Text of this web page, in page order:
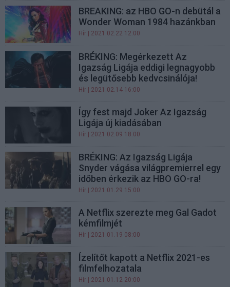
BREAKING: az HBO GO-n debütál a
Wonder Woman 1984 hazánkban
Hír | 2021.02.22 12:00
BRÉKING: Megérkezett Az
Igazság Ligája eddigi legnagyobb
és legütősebb kedvcsinálója!
Hír | 2021.02.14 16:00
Így fest majd Joker Az Igazság
Ligája új kiadásában
Hír | 2021.02.09 18:00
BRÉKING: Az Igazság Ligája
Snyder vágása világpremierrel egy
időben érkezik az HBO GO-ra!
Hír | 2021.01.29 15:00
A Netflix szerezte meg Gal Gadot
kémfilmjét
Hír | 2021.01.19 08:00
Ízelítőt kapott a Netflix 2021-es
filmfelhozatala
Hír | 2021.01.12 20:00